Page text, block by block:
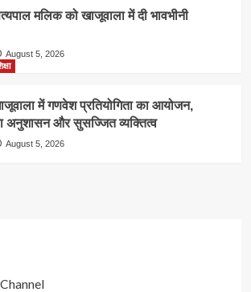
मलिक को खाजूवाला में दी भावभीनी
August 5, 2026
में गणवेश प्रतियोगिता का आयोजन,
अनुशासन और सुसज्जित व्यक्तित्व
August 5, 2026